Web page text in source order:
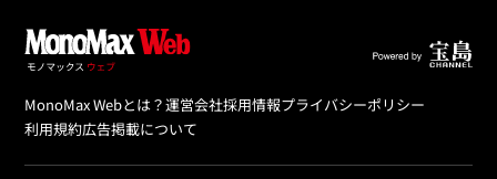
MonoMax Webとは？運営会社採用情報プライバシーポリシー
利用規約広告掲載について